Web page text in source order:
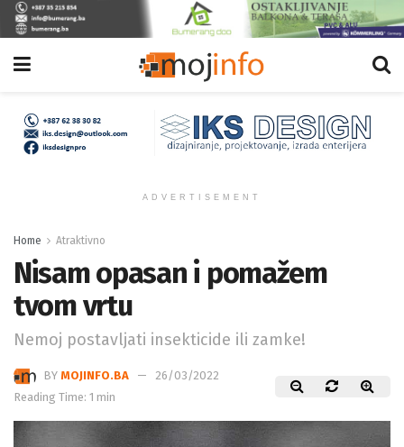
ADVERTISEMENT
Home Atraktivno
Nisam opasan i pomažem
tvom vrtu
Nemoj postavljati insekticide ili zamke!
BY MOJINFO.BA
26/03/2022
Reading Time: 1 min